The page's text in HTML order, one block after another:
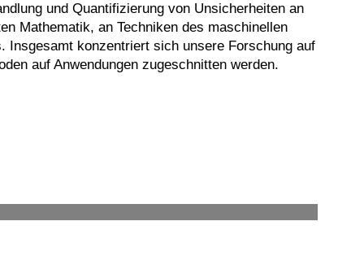
und Quantifizierung von Unsicherheiten an
Mathematik, an Techniken des maschinellen
Insgesamt konzentriert sich unsere Forschung auf
auf Anwendungen zugeschnitten werden.